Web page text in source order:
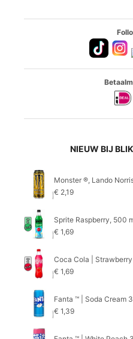
NIEUW BIJ
Monster ®, Lando
€ 2,19
Sprite Raspberry, 500
€ 1,69
Coca Cola |
€ 1,69
Fanta ™ | Soda Cream
€ 1,39